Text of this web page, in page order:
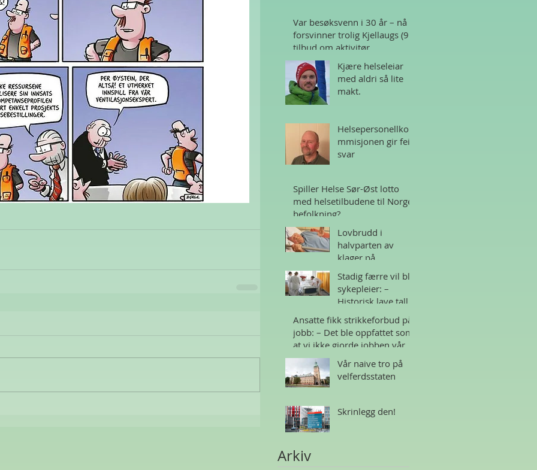
Var besøksvenn i 30 år – nå
forsvinner trolig Kjellaugs (95)
tilbud om aktivitør
Kjære helseleiar
med aldri så lite
makt.
Helsepersonellko
mmisjonen gir feil
svar
Spiller Helse Sør-Øst lotto
med helsetilbudene til Norges
befolkning?
Lovbrudd i
halvparten av
klager på
Stadig færre vil bli
sykepleier: –
Historisk lave tall
Ansatte fikk strikkeforbud på
jobb: – Det ble oppfattet som
at vi ikke gjorde jobben vår
Vår naive tro på
velferdsstaten
Skrinlegg den!
Arkiv